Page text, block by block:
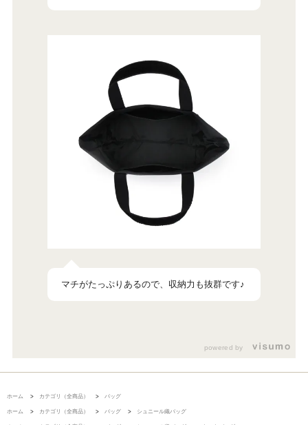
マチがたっぷりあるので、収納力も抜群です♪
powered by
ホーム > カテゴリ（全商品） > バッグ
ホーム > カテゴリ（全商品） > バッグ > シュニール織バッグ